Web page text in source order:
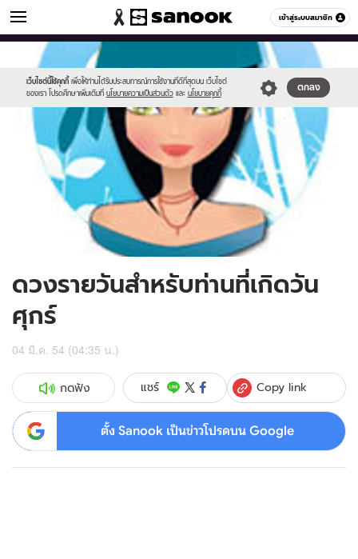
เข้าสู่ระบบสมาชิก
ดูดวง หมวดอื่นๆ
เว็บไซต์นี้ใช้คุกกี้ เพื่อให้ท่านได้รับประสบการณ์การใช้งานที่ดีที่สุดบน เว็บไซต์
ของเรา โปรดศึกษาเพิ่มเติมที่ นโยบายความเป็นส่วนตัว และ นโยบายคุกกี้
ตกลง
Sanook
//s.isanook.com/sr/0/images/logo-
sanook.png
//s.isanook.com/ho/0/ud/2/11261/170-
ดวงรายวันสำหรับท่านที่เกิดวัน
ศุกร์
04 มี.ค. 54 (04:35 น.)
กดฟัง แชร์ Copy link
ตั้ง Sanook เป็นข่าวโปรดบน Google